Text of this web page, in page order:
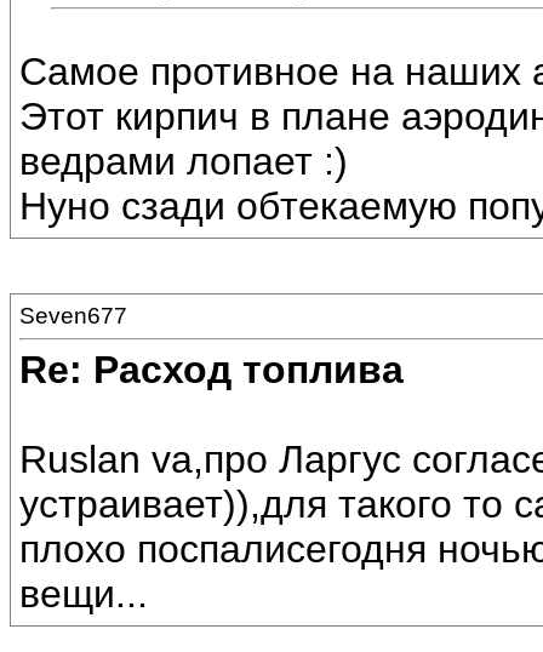
Самое противное на наших
Этот кирпич в плане
ведрами лопает :)
Нуно сзади обтекаемую
Seven677
Re: Расход топлива
Ruslan vа,про Ларгус
устраивает)),для такого то
плохо поспалисегодня
вещи...